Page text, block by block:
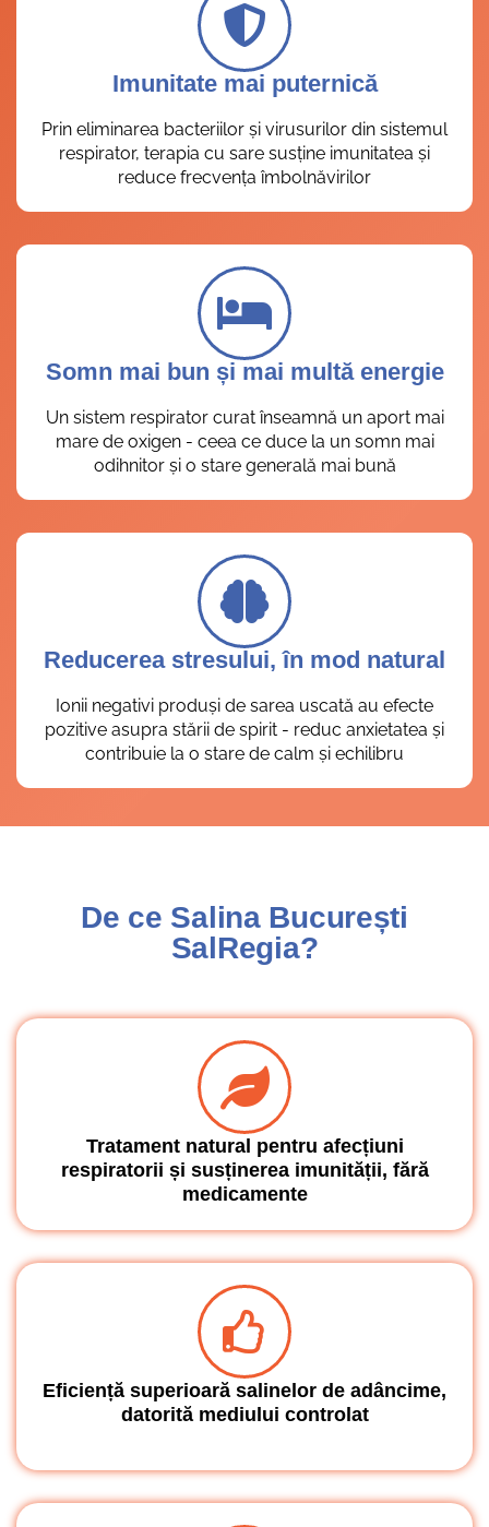
Imunitate mai puternică
Prin eliminarea bacteriilor și virusurilor din sistemul
respirator, terapia cu sare susține imunitatea și
reduce frecvența îmbolnăvirilor
Somn mai bun și mai multă energie
Un sistem respirator curat înseamnă un aport mai
mare de oxigen - ceea ce duce la un somn mai
odihnitor și o stare generală mai bună
Reducerea stresului, în mod natural
Ionii negativi produși de sarea uscată au efecte
pozitive asupra stării de spirit - reduc anxietatea și
contribuie la o stare de calm și echilibru
De ce Salina București
SalRegia?
Tratament natural pentru afecțiuni
respiratorii și susținerea imunității, fără
medicamente
Eficiență superioară salinelor de adâncime,
datorită mediului controlat